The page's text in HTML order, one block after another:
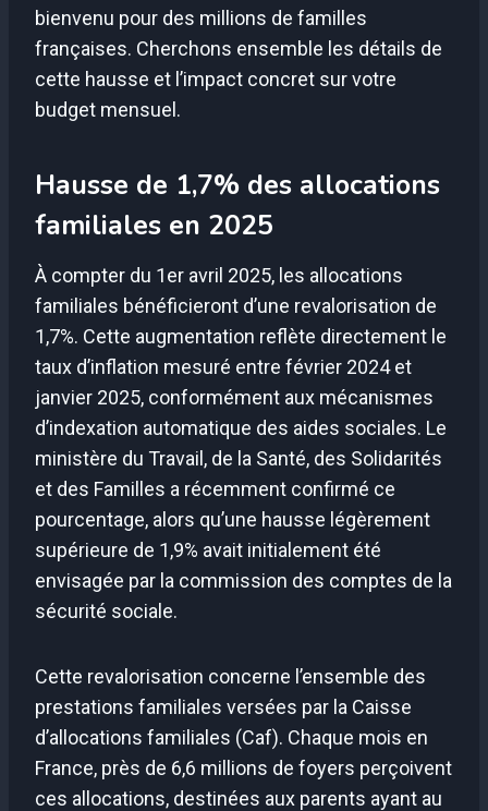
bienvenu pour des millions de familles
françaises. Cherchons ensemble les détails de
cette hausse et l’impact concret sur votre
budget mensuel.
Hausse de 1,7% des allocations
familiales en 2025
À compter du 1er avril 2025, les allocations
familiales bénéficieront d’une revalorisation de
1,7%. Cette augmentation reflète directement le
taux d’inflation mesuré entre février 2024 et
janvier 2025, conformément aux mécanismes
d’indexation automatique des aides sociales. Le
ministère du Travail, de la Santé, des Solidarités
et des Familles a récemment confirmé ce
pourcentage, alors qu’une hausse légèrement
supérieure de 1,9% avait initialement été
envisagée par la commission des comptes de la
sécurité sociale.
Cette revalorisation concerne l’ensemble des
prestations familiales versées par la Caisse
d’allocations familiales (Caf). Chaque mois en
France, près de 6,6 millions de foyers perçoivent
ces allocations, destinées aux parents ayant au